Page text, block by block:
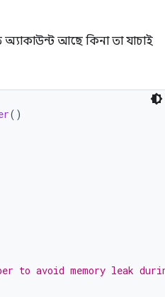
আছে কিনা তা যাচাই
()
to avoid memory leak